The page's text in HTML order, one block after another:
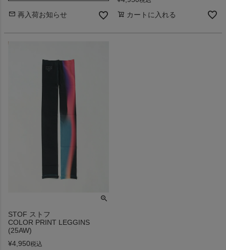
再入荷お知らせ カートに入れる
STOF ストフ
COLOR PRINT LEGGINS
(25AW)
¥4,950税込